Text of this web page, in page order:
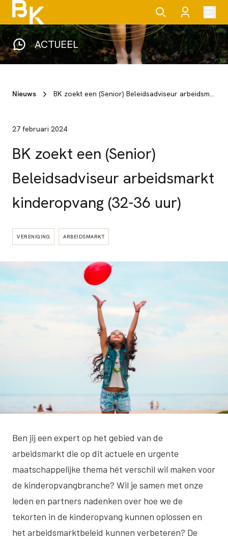
ACTUEEL
Nieuws BK zoekt een (Senior) Beleidsadviseur arbeidsmarkt kinderopvang (32-36 uur)
27 februari 2024
BK zoekt een (Senior)
Beleidsadviseur arbeidsmarkt
kinderopvang (32-36 uur)
VERENIGING ARBEIDSMARKT
Ben jij een expert op het gebied van de
arbeidsmarkt die op dit actuele en urgente
maatschappelijke thema hét verschil wil maken voor
de kinderopvangbranche? Wil je samen met onze
leden en partners nadenken over hoe we de
tekorten in de kinderopvang kunnen oplossen en
het arbeidsmarktbeleid kunnen verbeteren? De